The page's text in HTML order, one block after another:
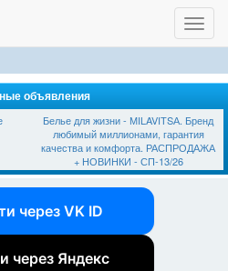
T
o
g
l
n
a
v
i
g
Вход
объявления
Белье для жизни - МILAVIТSА. Бренд
любимый миллионами, гарантия
качества и комфорта. РАСПРОДАЖА
+ НОВИНКИ - СП-13/26
через VK ID
через Яндекс